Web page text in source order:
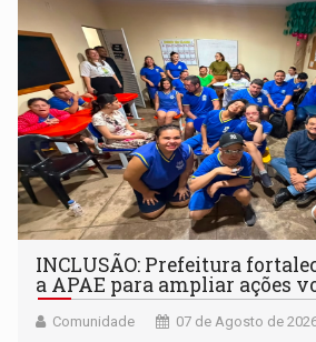
INCLUSÃO: Prefeitura
a APAE para ampliar ações
Comunidade 07 de Agosto de